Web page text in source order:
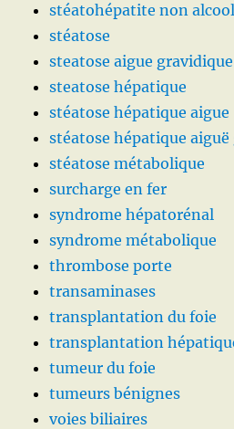
stéatohépatite non
stéatose
steatose aigue gravidique
steatose hépatique
stéatose hépatique aigue
stéatose hépatique
stéatose métabolique
surcharge en fer
syndrome hépatorénal
syndrome métabolique
thrombose porte
transaminases
transplantation du foie
transplantation
tumeur du foie
tumeurs bénignes
voies biliaires